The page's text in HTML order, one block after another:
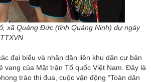
xã Quảng Đức (tỉnh Quảng Ninh) dự ngày
đại biểu và nhân dân liên khu dân cư bản
vang của Mặt trận Tổ quốc Việt Nam. Đây là
trào thi đua, cuộc vận động “Toàn dân